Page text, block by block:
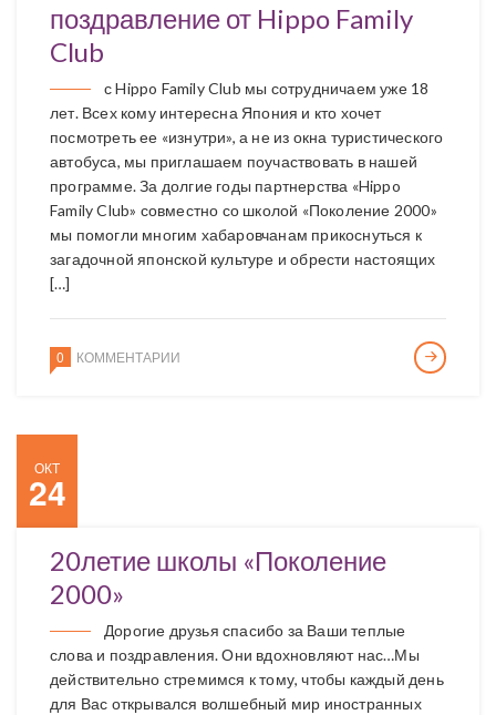
поздравление от Hippo Family
Club
с Hippo Family Club мы сотрудничаем уже 18
лет. Всех кому интересна Япония и кто хочет
посмотреть ее «изнутри», а не из окна туристического
автобуса, мы приглашаем поучаствовать в нашей
программе. За долгие годы партнерства «Hippo
Family Club» совместно со школой «Поколение 2000»
мы помогли многим хабаровчанам прикоснуться к
загадочной японской культуре и обрести настоящих
[…]
0 КОММЕНТАРИИ
ОКТ
24
20летие школы «Поколение
2000»
Дорогие друзья спасибо за Ваши теплые
слова и поздравления. Они вдохновляют нас…Мы
действительно стремимся к тому, чтобы каждый день
для Вас открывался волшебный мир иностранных